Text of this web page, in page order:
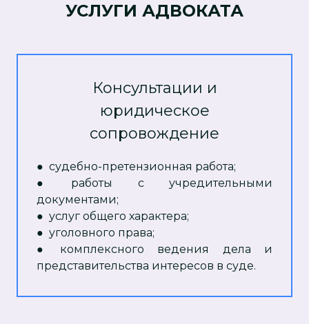
УСЛУГИ АДВОКАТА
Консультации и
юридическое
сопровождение
● судебно-претензионная работа;
● работы с учредительными
документами;
● услуг общего характера;
● уголовного права;
● комплексного ведения дела и
представительства интересов в суде.